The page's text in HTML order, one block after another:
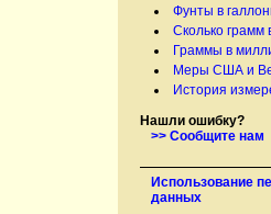
Фунты в
Сколько грамм
Граммы в
Меры США и
История
Нашли ошибку?
>> Сообщите нам
Использование
данных